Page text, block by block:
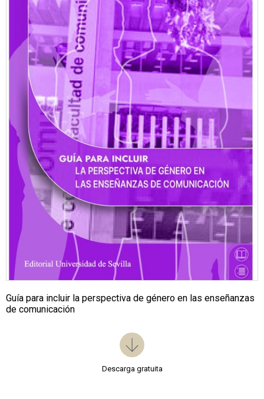
Guía para incluir la perspectiva de género en las enseñanzas
de comunicación
Descarga gratuita